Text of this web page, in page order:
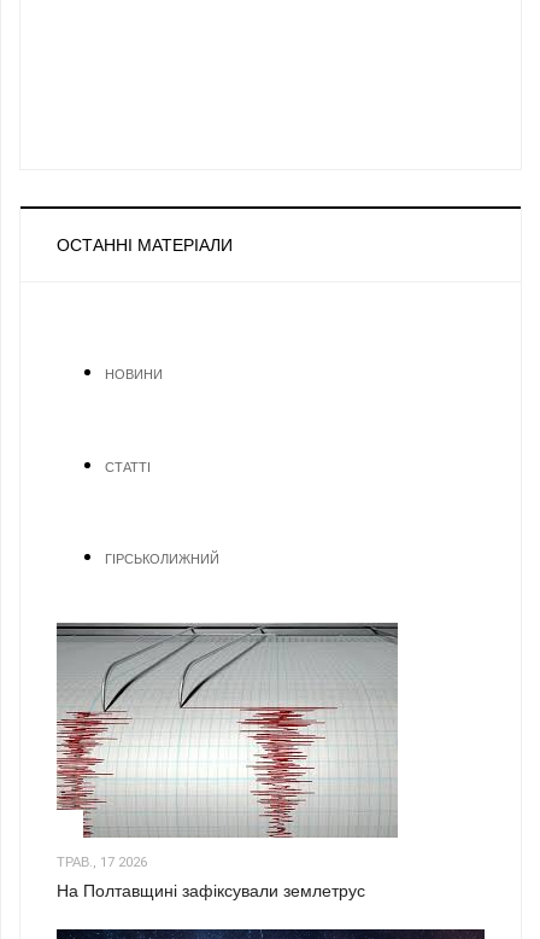
ОСТАННІ МАТЕРІАЛИ
НОВИНИ
СТАТТІ
ГІРСЬКОЛИЖНИЙ
ТРАВ., 17 2026
На Полтавщині зафіксували землетрус